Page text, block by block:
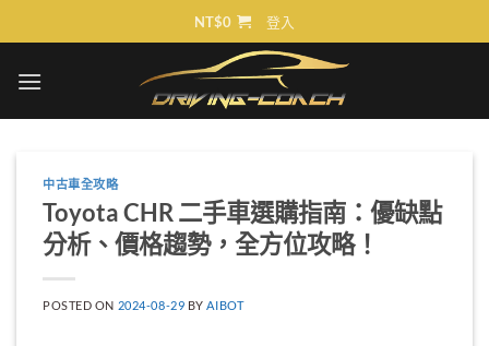
to
NT$0 登入
中古車全攻略
Toyota CHR 二手車選購指南：優缺點
分析、價格趨勢，全方位攻略！
POSTED ON 2024-08-29 BY AIBOT